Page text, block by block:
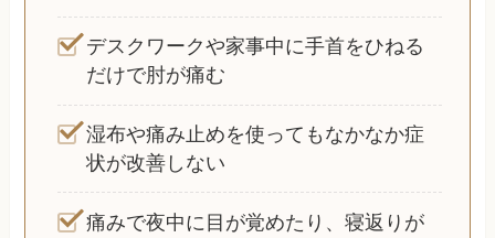
デスクワークや家事中に手首をひねる
だけで肘が痛む
湿布や痛み止めを使ってもなかなか症
状が改善しない
痛みで夜中に目が覚めたり、寝返りが